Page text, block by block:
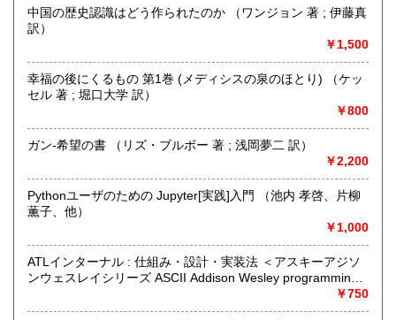
方はご相談ください。
歴史、自然科学、美術工芸、趣味、サブカルチャー、古書一
般（その他）
中国の歴史認識はどう作られたのか （ワンジョン 著 ; 伊藤真
訳）
￥1,500
幸福の後にくるもの 第1巻 (メディシスの泉のほとり) （ケッ
セル 著 ; 堀口大学 訳）
￥800
ガン-希望の書 （リズ・ブルボー 著 ; 浅岡夢二 訳）
￥2,200
Pythonユーザのための Jupyter[実践]入門 （池内 孝啓、片柳
薫子、他）
￥1,000
ATLインターナル : 仕組み・設計・実装法 ＜アスキーアジソ
ンウェスレイシリーズ ASCII Addison Wesley programming
series＞ （Brent Rector, Chris Sells 著 ; QUIPU LLC 訳）￥750